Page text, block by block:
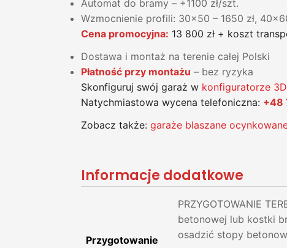
Automat do bramy – +1100 zł/szt.
Wzmocnienie profili: 30x50 – 1650 zł,
Cena promocyjna: 13 800 zł + koszt
Dostawa i montaż na terenie całej Polski
Płatność przy montażu – bez ryzyka
Skonfiguruj swój garaż w konfiguratorze 3D
Natychmiastowa wycena telefoniczna: +48
Zobacz także: garaże blaszane
Informacje dodatkowe
Przygotowanie
PRZYGOTOWANIE
betonowej lub kostki
osadzić stopy